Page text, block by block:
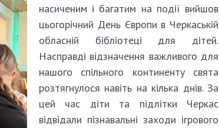
насиченим і багатим на події вийшов
цьогорічний День Європи в Черкаській
обласній бібліотеці для дітей.
Насправді відзначення важливого для
нашого спільного континенту свята
розтягнулося навіть на кілька днів. За
цей час діти та підлітки Черкас
відвідали пізнавальні заходи ігрового